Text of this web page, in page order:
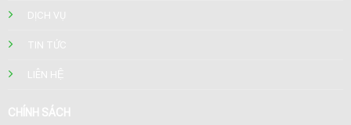
DỊCH VỤ
TIN TỨC
LIÊN HỆ
CHÍNH SÁCH